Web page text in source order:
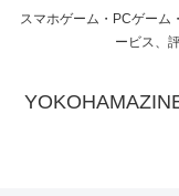
スマホゲーム・PCゲーム
ービス、